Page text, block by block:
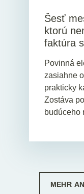
Šesť
ktorú
faktúra
Povinná
zasiahne
prakticky
Zostáva
budúceho
MEHR